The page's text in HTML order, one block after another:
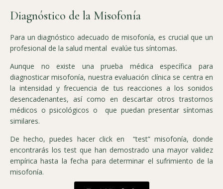
Diagnóstico de la Misofonía
Para un diagnóstico adecuado de misofonía, es crucial que un
profesional de la salud mental evalúe tus síntomas.
Aunque no existe una prueba médica específica para
diagnosticar misofonía, nuestra evaluación clínica se centra en
la intensidad y frecuencia de tus reacciones a los sonidos
desencadenantes, así como en descartar otros trastornos
médicos o psicológicos o que puedan presentar síntomas
similares.
De hecho, puedes hacer click en “test” misofonía, donde
encontrarás los test que han demostrado una mayor validez
empírica hasta la fecha para determinar el sufrimiento de la
misofonía.